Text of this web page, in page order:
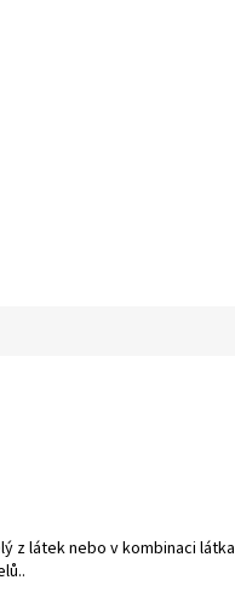
z látek nebo v kombinaci látka